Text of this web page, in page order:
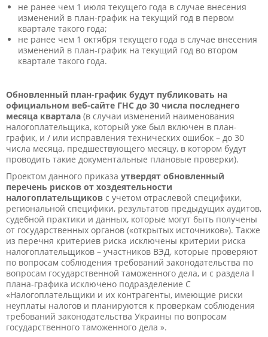
не ранее чем 1 июля текущего года в случае внесения
изменений в план-график на текущий год в первом
квартале такого года;
не ранее чем 1 октября текущего года в случае внесения
изменений в план-график на текущий год во втором
квартале такого года.
Обновленный план-график будут публиковать на
официальном веб-сайте ГНС до 30 числа последнего
месяца квартала (в случаи изменений наименования
налогоплательщика, который уже был включен в план-
график, и / или исправления технических ошибок – до 30
числа месяца, предшествующего месяцу, в котором будут
проводить такие документальные плановые проверки).
Проектом данного приказа утвердят обновленный
перечень рисков от хоздеятельности
налогоплательщиков с учетом отраслевой специфики,
региональной специфики, результатов предыдущих аудитов,
судебной практики и данных, которые могут быть получены
от государственных органов («открытых источников»). Также
из перечня критериев риска исключены критерии риска
налогоплательщиков – участников ВЭД, которые проверяют
по вопросам соблюдения требований законодательства по
вопросам государственной таможенного дела, и с раздела I
плана-графика исключено подразделение C
«Налогоплательщики и их контрагенты, имеющие риски
неуплаты налогов и планируются к проверкам соблюдения
требований законодательства Украины по вопросам
государственного таможенного дела ».